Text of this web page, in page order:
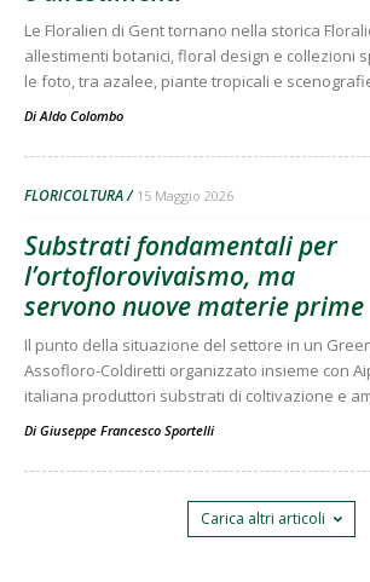
Le Floralien di Gent tornano nella storica
allestimenti botanici, floral design e collezioni
le foto, tra azalee, piante tropicali e
DiAldo Colombo
FLORICOLTURA 15 Maggio 2026
Substrati fondamentali per
l’ortoflorovivaismo, ma
servono nuove materie prime
Il punto della situazione del settore in un
Assofloro-Coldiretti organizzato insieme con
italiana produttori substrati di coltivazione e
Di Giuseppe Francesco Sportelli
Carica altri articoli